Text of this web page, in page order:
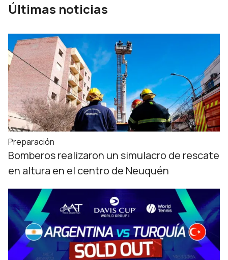
Últimas noticias
Preparación
Bomberos realizaron un simulacro de rescate
en altura en el centro de Neuquén